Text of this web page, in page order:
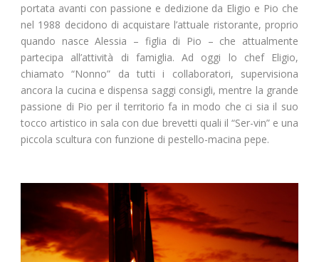
portata avanti con passione e dedizione da Eligio e Pio che
nel 1988 decidono di acquistare l’attuale ristorante, proprio
quando nasce Alessia – figlia di Pio – che attualmente
partecipa all’attività di famiglia. Ad oggi lo chef Eligio,
chiamato “Nonno” da tutti i collaboratori, supervisiona
ancora la cucina e dispensa saggi consigli, mentre la grande
passione di Pio per il territorio fa in modo che ci sia il suo
tocco artistico in sala con due brevetti quali il “Ser-vin” e una
piccola scultura con funzione di pestello-macina pepe.